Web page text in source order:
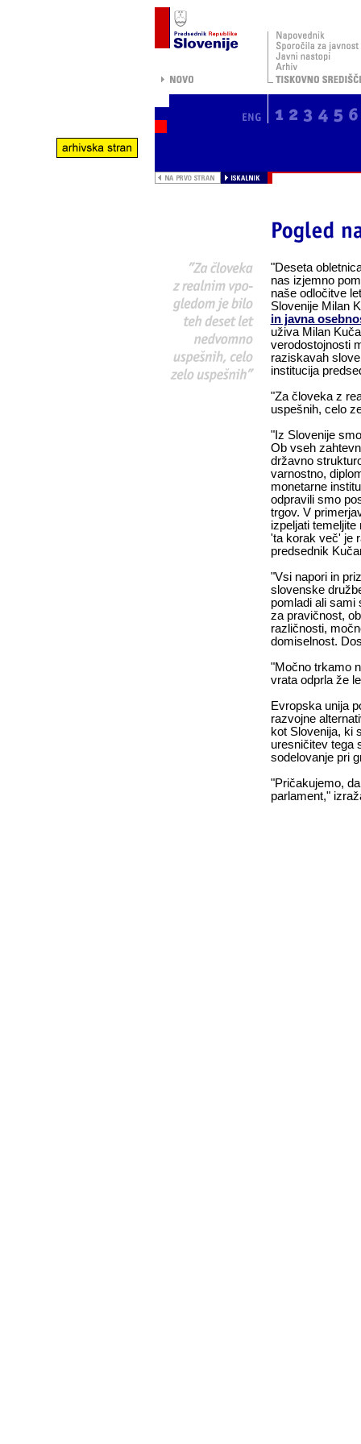
"Deseta
nas izjemno
naše odločitve
Slovenije Milan
in javna
uživa Milan
verodostojnosti
raziskavah
institucija
"Za človeka z
uspešnih, celo
"Iz Slovenije
Ob vseh
državno
varnostno,
monetarne
odpravili smo
trgov. V
izpeljati
'ta korak več' je
predsednik
"Vsi napori in
slovenske
pomladi ali sami
za pravičnost,
različnosti,
domiselnost.
"Močno trkamo
vrata odprla že
Evropska unija
razvojne
kot Slovenija, ki
uresničitev tega
sodelovanje pri
"Pričakujemo,
parlament,"